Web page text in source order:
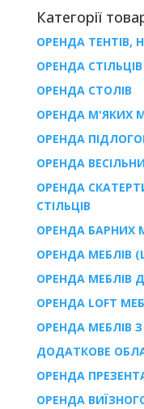
Категорії
ОРЕНДА ТЕНТІВ,
ОРЕНДА СТІЛЬЦІВ
ОРЕНДА СТОЛІВ
ОРЕНДА М'ЯКИХ
ОРЕНДА
ОРЕНДА
ОРЕНДА
СТІЛЬЦІВ
ОРЕНДА БАРНИХ
ОРЕНДА МЕБЛІВ
ОРЕНДА МЕБЛІВ
ОРЕНДА LOFT
ОРЕНДА МЕБЛІВ
ДОДАТКОВЕ
ОРЕНДА
ОРЕНДА